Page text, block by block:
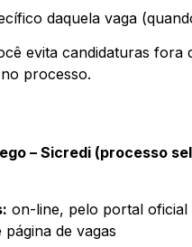
daquela vaga
evita candidaturas fora
processo.
– Sicredi (processo
on-line, pelo portal oficial
de vagas